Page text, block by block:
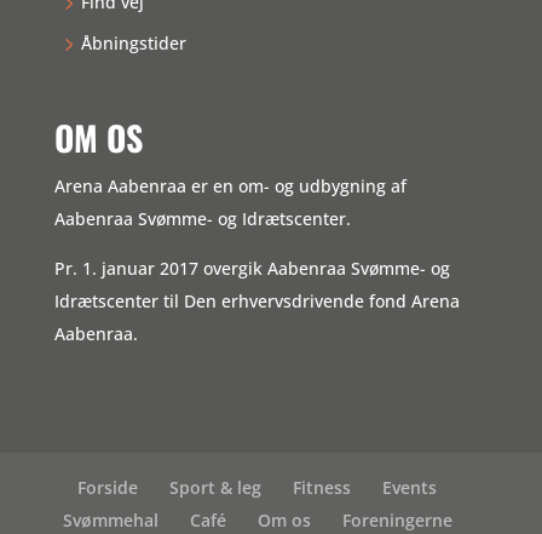
Åbningstider
OM OS
Arena Aabenraa er en om- og udbygning af
Aabenraa Svømme- og Idrætscenter.
Pr. 1. januar 2017 overgik Aabenraa Svømme- og
Idrætscenter til Den erhvervsdrivende fond Arena
Aabenraa.
Forside Sport & leg Fitness
Events
Svømmehal
Café Om os Foreningerne